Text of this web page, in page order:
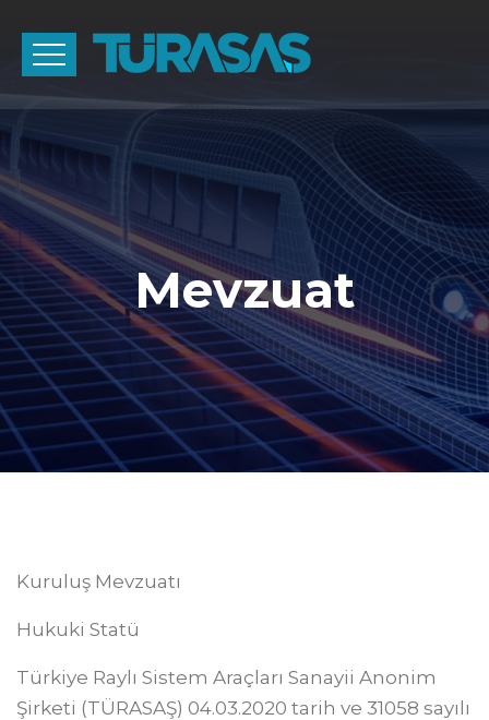
Mevzuat
Kuruluş Mevzuatı
Hukuki Statü
Türkiye Raylı Sistem Araçları Sanayii Anonim
Şirketi (TÜRASAŞ) 04.03.2020 tarih ve 31058 sayılı